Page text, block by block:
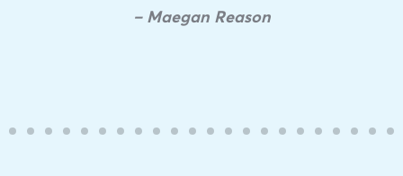
– Maegan Reason